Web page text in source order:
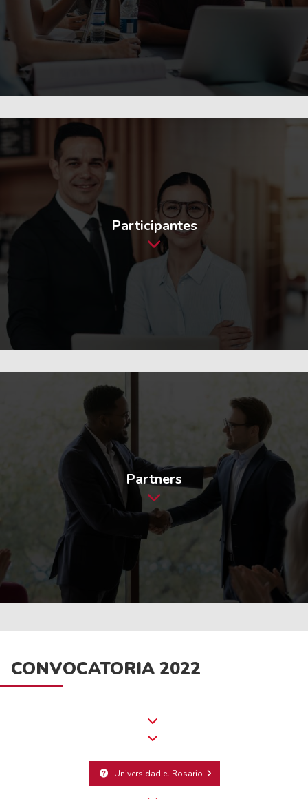
Participantes
Partners
CONVOCATORIA 2022
Universidad el Rosario